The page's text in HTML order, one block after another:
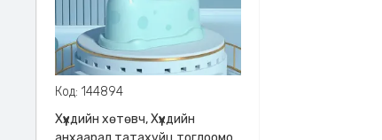
Код: 144894
Хүүхдийн хөтөвч, Хүүхдийн